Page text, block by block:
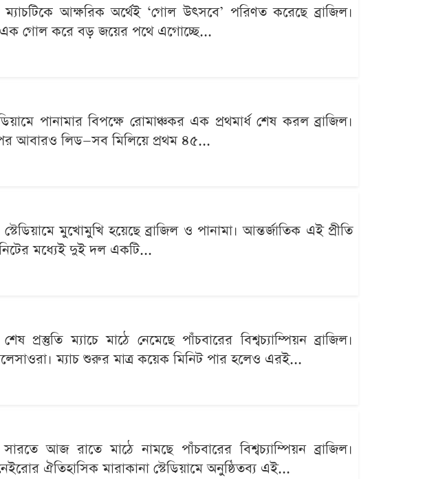
আক্ষরিক অর্থেই ‘গোল উৎসবে’ পরিণত করেছে ব্রাজিল।
এক গোল করে বড় জয়ের পথে এগোচ্ছে...
পানামার বিপক্ষে রোমাঞ্চকর এক প্রথমার্ধ শেষ করল ব্রাজিল।
আবারও লিড—সব মিলিয়ে প্রথম ৪৫...
মুখোমুখি হয়েছে ব্রাজিল ও পানামা। আন্তর্জাতিক এই প্রীতি
মধ্যেই দুই দল একটি...
ম্যাচে মাঠে নেমেছে পাঁচবারের বিশ্বচ্যাম্পিয়ন ব্রাজিল।
ম্যাচ শুরুর মাত্র কয়েক মিনিট পার হলেও এরই...
আজ রাতে মাঠে নামছে পাঁচবারের বিশ্বচ্যাম্পিয়ন ব্রাজিল।
ঐতিহাসিক মারাকানা স্টেডিয়ামে অনুষ্ঠিতব্য এই...